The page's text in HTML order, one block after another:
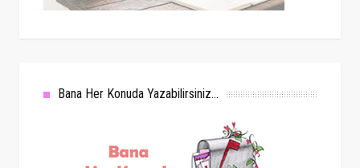
Bana Her Konuda Yazabilirsiniz...